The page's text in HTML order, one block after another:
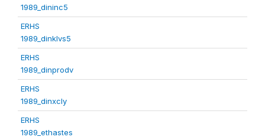
1989_dininc5
ERHS
1989_dinklvs5
ERHS
1989_dinprodv
ERHS
1989_dinxcly
ERHS
1989_ethastes